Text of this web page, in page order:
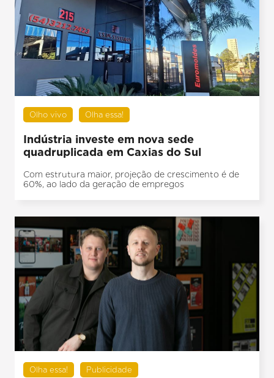
Olho vivo Olha essa!
Indústria investe em nova sede
quadruplicada em Caxias do Sul
Com estrutura maior, projeção de crescimento é de
60%, ao lado da geração de empregos
Olha essa! Publicidade